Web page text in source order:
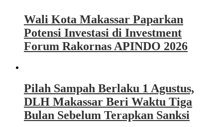
Wali Kota Makassar Paparkan
Potensi Investasi di Investment
Forum Rakornas APINDO 2026
Pilah Sampah Berlaku 1 Agustus,
DLH Makassar Beri Waktu Tiga
Bulan Sebelum Terapkan Sanksi